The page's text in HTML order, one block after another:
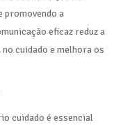
promovendo a
eficaz reduz a
cuidado e melhora os
cuidado é essencial